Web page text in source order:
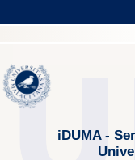
iDUMA -